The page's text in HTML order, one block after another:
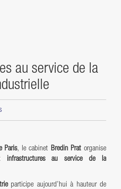
au service de la
Paris, le cabinet Bredin Prat organise
infrastructures au service de la
participe aujourd’hui à hauteur de